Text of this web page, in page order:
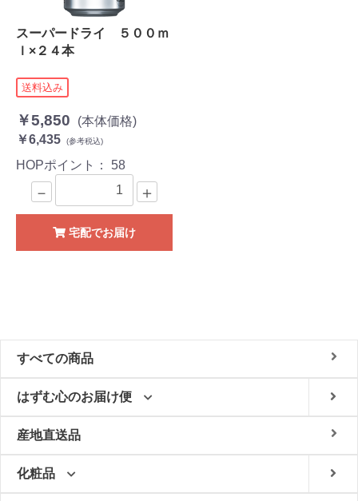
スーパードライ ５００ｍ
ｌ×２４本
送料込み
￥5,850
(本体価格)
￥6,435
(参考税込)
HOPポイント： 58
－ ＋
宅配でお届け
すべての商品
はずむ心のお届け便
産地直送品
化粧品